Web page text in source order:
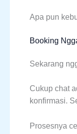
Apa pun
Booking
Sekarang
Cukup chat
konfirmasi.
Prosesnya